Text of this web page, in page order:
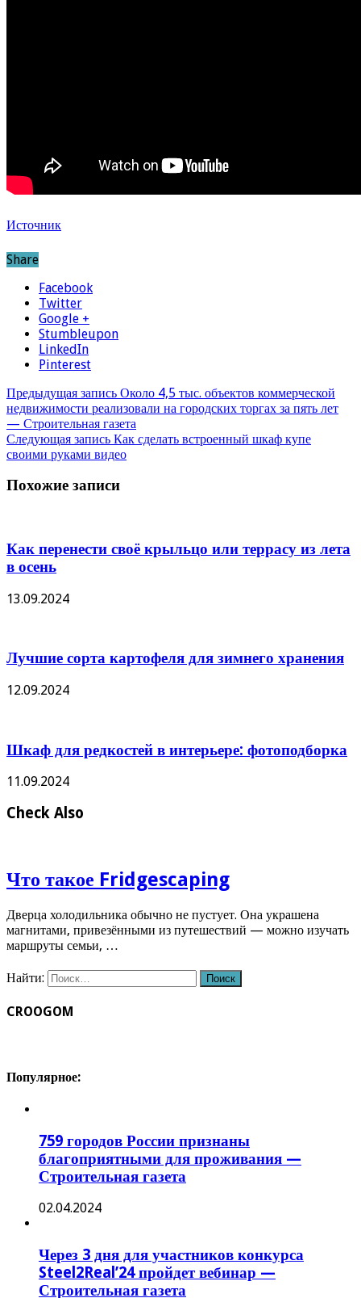
Источник
Share
Facebook
Twitter
Google +
Stumbleupon
LinkedIn
Pinterest
Предыдущая запись Около 4,5 тыс. объектов коммерческой
недвижимости реализовали на городских торгах за пять лет
— Строительная газета
Следующая запись Как сделать встроенный шкаф купе
своими руками видео
Похожие записи
Как перенести своё крыльцо или террасу из лета
в осень
13.09.2024
Лучшие сорта картофеля для зимнего хранения
12.09.2024
Шкаф для редкостей в интерьере: фотоподборка
11.09.2024
Check Also
Что такое Fridgescaping
Дверца холодильника обычно не пустует. Она украшена
магнитами, привезёнными из путешествий — можно изучать
маршруты семьи, …
Найти:
CROOGOM
Популярное:
759 городов России признаны
благоприятными для проживания —
Строительная газета
02.04.2024
Через 3 дня для участников конкурса
Steel2Real’24 пройдет вебинар —
Строительная газета